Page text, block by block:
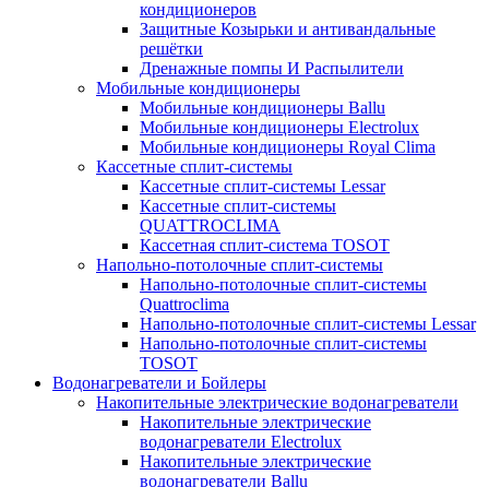
кондиционеров
Защитные Козырьки и антивандальные
решётки
Дренажные помпы И Распылители
Мобильные кондиционеры
Мобильные кондиционеры Ballu
Мобильные кондиционеры Electrolux
Мобильные кондиционеры Royal Clima
Кассетные сплит-системы
Кассетные сплит-системы Lessar
Кассетные сплит-системы
QUATTROCLIMA
Кассетная сплит-система TOSOT
Напольно-потолочные сплит-системы
Напольно-потолочные сплит-системы
Quattroclima
Напольно-потолочные сплит-системы Lessar
Напольно-потолочные сплит-системы
TOSOT
Водонагреватели и Бойлеры
Накопительные электрические водонагреватели
Накопительные электрические
водонагреватели Electrolux
Накопительные электрические
водонагреватели Ballu